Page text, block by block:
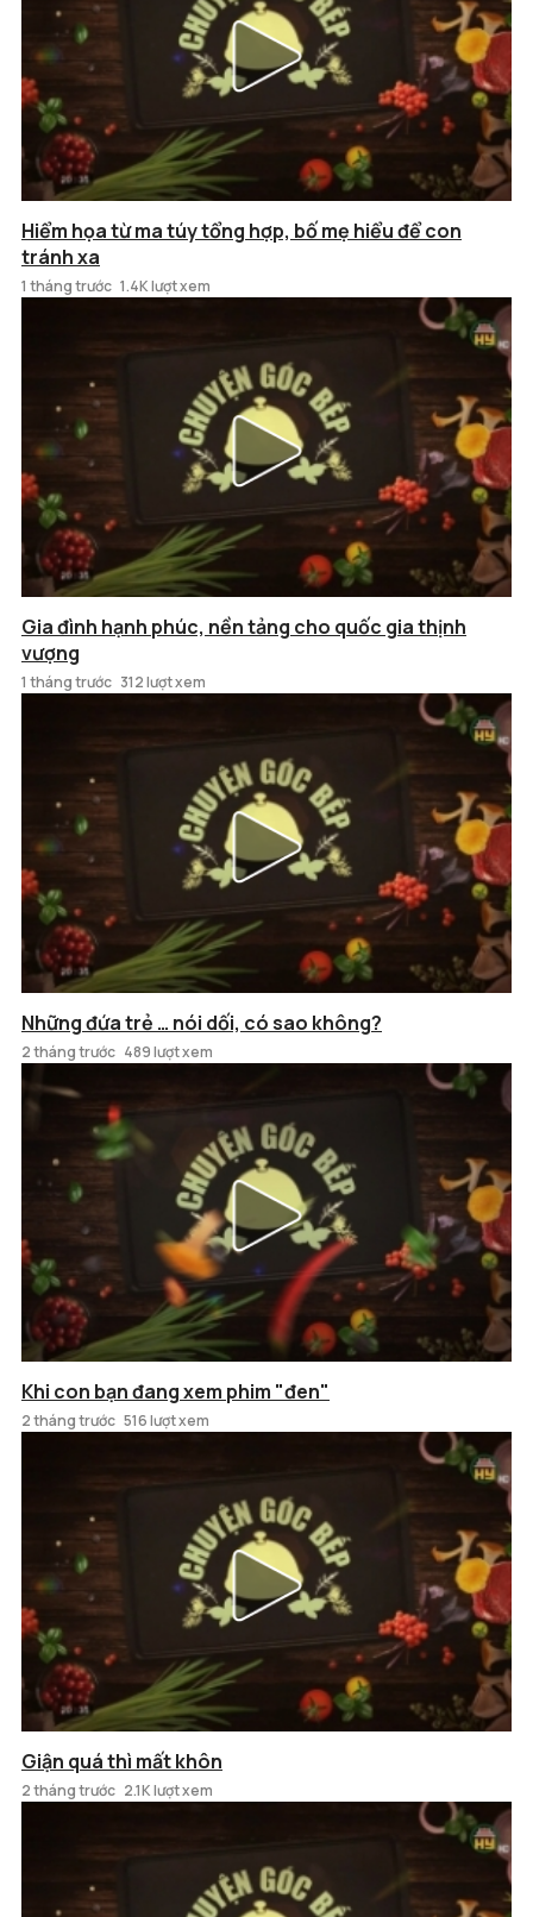
Hiểm họa từ ma túy tổng hợp, bố mẹ hiểu để con
tránh xa
1 tháng trước 1.4K lượt xem
Gia đình hạnh phúc, nền tảng cho quốc gia thịnh
vượng
1 tháng trước 312 lượt xem
Những đứa trẻ … nói dối, có sao không?
2 tháng trước 489 lượt xem
Khi con bạn đang xem phim "đen"
2 tháng trước 516 lượt xem
Giận quá thì mất khôn
2 tháng trước 2.1K lượt xem